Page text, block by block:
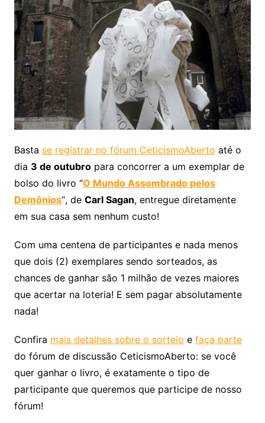
Basta se registrar no fórum CeticismoAberto até o
dia 3 de outubropara concorrer a um exemplar de
bolso do livro “O Mundo Assombrado pelos
Demônios“, de Carl Sagan, entregue diretamente
em sua casa sem nenhum custo!
Com uma centena de participantes e nada menos
que dois (2) exemplares sendo sorteados, as
chances de ganhar são 1 milhão de vezes maiores
que acertar na loteria! E sem pagar absolutamente
nada!
Confira mais detalhes sobre o sorteio e faça parte
do fórum de discussão CeticismoAberto: se você
quer ganhar o livro, é exatamente o tipo de
participante que queremos que participe de nosso
fórum!